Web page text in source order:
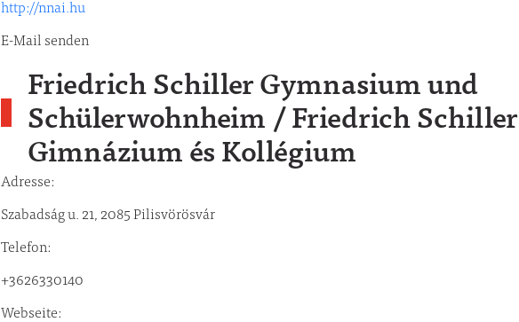
http://nnai.hu
E-Mail senden
Friedrich Schiller Gymnasium und
Schülerwohnheim / Friedrich Schiller
Gimnázium és Kollégium
Adresse:
Szabadság u. 21, 2085 Pilisvörösvár
Telefon:
+3626330140
Webseite: